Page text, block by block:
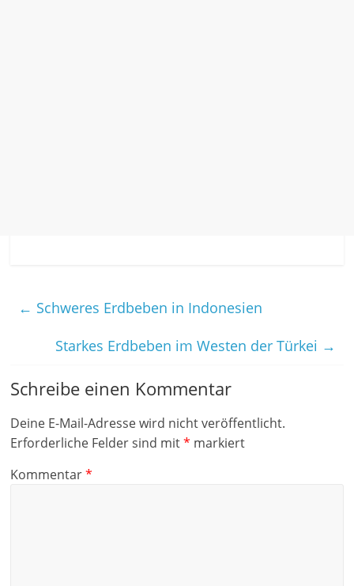
← Schweres Erdbeben in Indonesien
Starkes Erdbeben im Westen der Türkei →
Schreibe einen Kommentar
Deine E-Mail-Adresse wird nicht veröffentlicht.
Erforderliche Felder sind mit* markiert
Kommentar*